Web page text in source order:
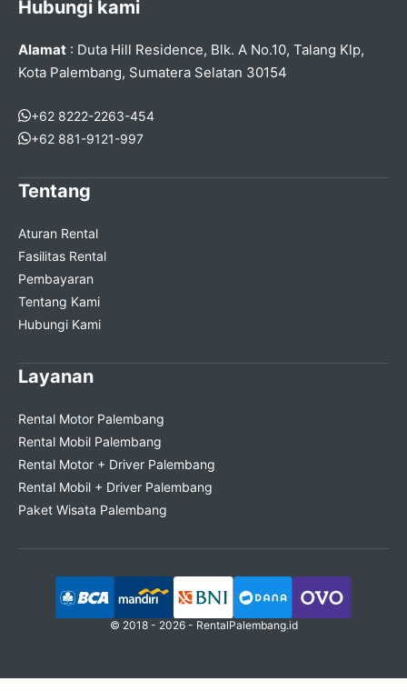
Hubungi kami
Alamat : Duta Hill Residence, Blk. A No.10, Talang Klp,
Kota Palembang, Sumatera Selatan 30154
+62 8222-2263-454
+62 881-9121-997
Tentang
Aturan Rental
Fasilitas Rental
Pembayaran
Tentang Kami
Hubungi Kami
Layanan
Rental Motor Palembang
Rental Mobil Palembang
Rental Motor + Driver Palembang
Rental Mobil + Driver Palembang
Paket Wisata Palembang
© 2018 - 2026 - RentalPalembang.id